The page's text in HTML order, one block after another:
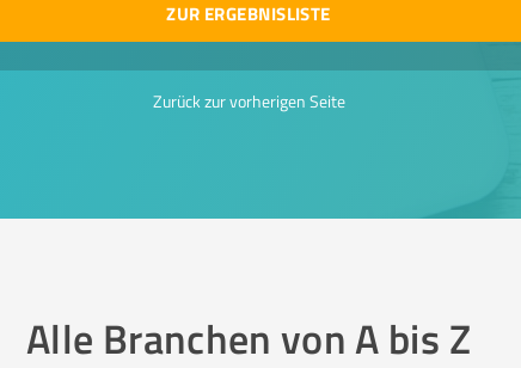
ZUR ERGEBNISLISTE
Zurück zur vorherigen Seite
Alle Branchen von A bis Z​